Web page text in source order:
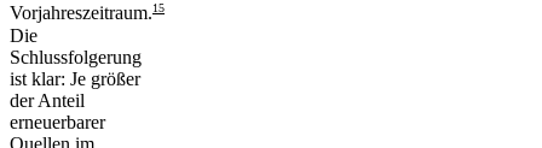
Vorjahreszeitraum.15
Die
Schlussfolgerung
ist klar: Je größer
der Anteil
erneuerbarer
Quellen im